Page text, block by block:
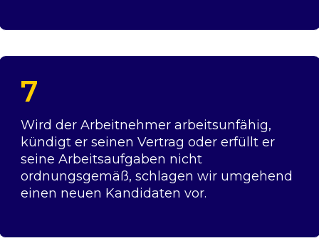
7
Wird der Arbeitnehmer arbeitsunfähig,
kündigt er seinen Vertrag oder erfüllt er
seine Arbeitsaufgaben nicht
ordnungsgemäß, schlagen wir umgehend
einen neuen Kandidaten vor.